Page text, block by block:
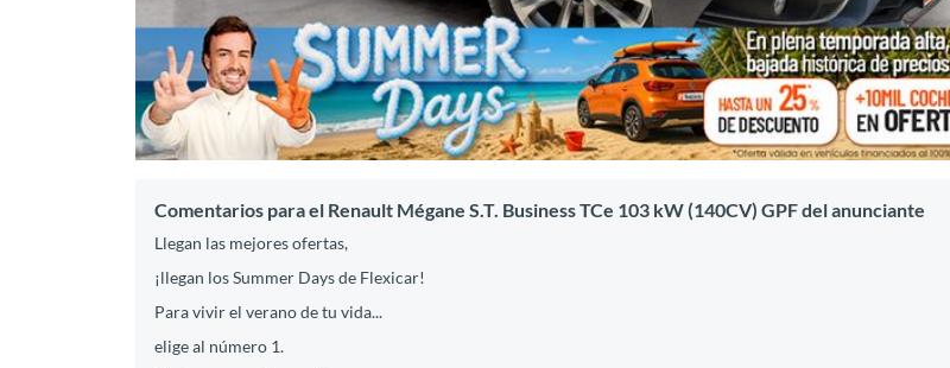
Comentarios para el Renault Mégane S.T. Business TCe 103 kW (140CV) GPF del anunciante
Llegan las mejores ofertas,
¡llegan los Summer Days de Flexicar!
Para vivir el verano de tu vida...
elige al número 1.